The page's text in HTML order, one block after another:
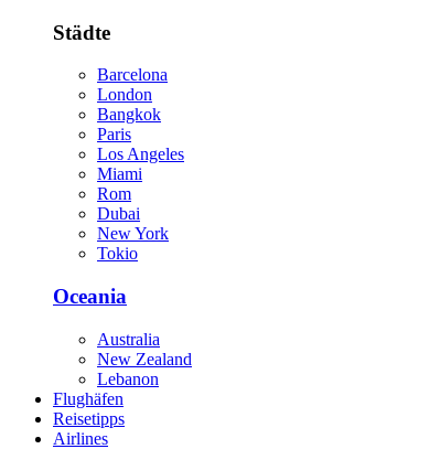
Städte
Barcelona
London
Bangkok
Paris
Los Angeles
Miami
Rom
Dubai
New York
Tokio
Oceania
Australia
New Zealand
Lebanon
Flughäfen
Reisetipps
Airlines